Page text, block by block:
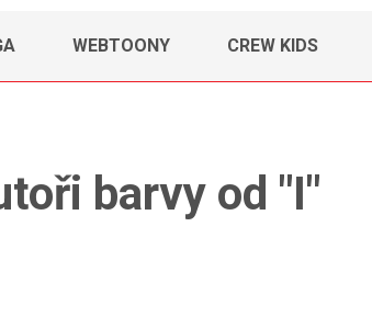
WEBTOONY CREW KIDS
barvy od "I"